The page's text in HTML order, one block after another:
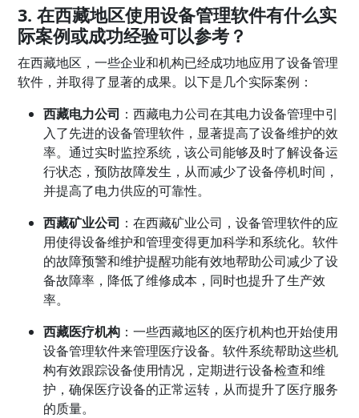
3. 在西藏地区使用设备管理软件有什么实
际案例或成功经验可以参考？
在西藏地区，一些企业和机构已经成功地应用了设备管理
软件，并取得了显著的成果。以下是几个实际案例：
西藏电力公司 ：西藏电力公司在其电力设备管理中引
入了先进的设备管理软件，显著提高了设备维护的效
率。通过实时监控系统，该公司能够及时了解设备运
行状态，预防故障发生，从而减少了设备停机时间，
并提高了电力供应的可靠性。
西藏矿业公司 ：在西藏矿业公司，设备管理软件的应
用使得设备维护和管理变得更加科学和系统化。软件
的故障预警和维护提醒功能有效地帮助公司减少了设
备故障率，降低了维修成本，同时也提升了生产效
率。
西藏医疗机构 ：一些西藏地区的医疗机构也开始使用
设备管理软件来管理医疗设备。软件系统帮助这些机
构有效跟踪设备使用情况，定期进行设备检查和维
护，确保医疗设备的正常运转，从而提升了医疗服务
的质量。